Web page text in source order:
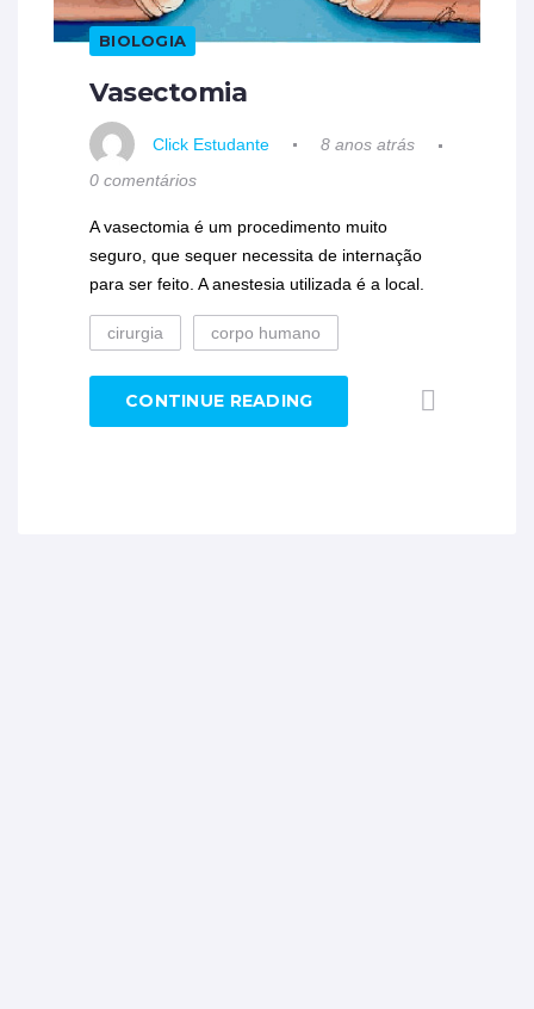
BIOLOGIA
Vasectomia
Click Estudante
8 anos atrás
0 comentários
A vasectomia é um procedimento muito
seguro, que sequer necessita de internação
para ser feito. A anestesia utilizada é a local.
cirurgia corpo humano
CONTINUE READING